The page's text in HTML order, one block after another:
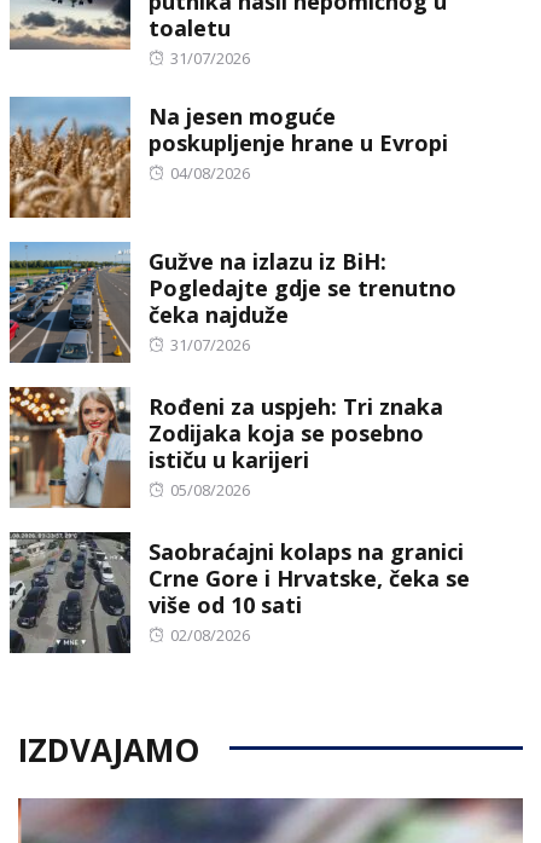
toaletu
Posted
31/07/2026
Na jesen moguće
poskupljenje hrane u Evropi
Posted
04/08/2026
Gužve na izlazu iz BiH:
Pogledajte gdje se trenutno
čeka najduže
Posted
31/07/2026
Rođeni za uspjeh: Tri znaka
Zodijaka koja se posebno
ističu u karijeri
Posted
05/08/2026
Saobraćajni kolaps na granici
Crne Gore i Hrvatske, čeka se
više od 10 sati
Posted
02/08/2026
IZDVAJAMO